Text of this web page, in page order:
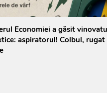
Economiei a găsit
aspiratorul! Colbul, rugat